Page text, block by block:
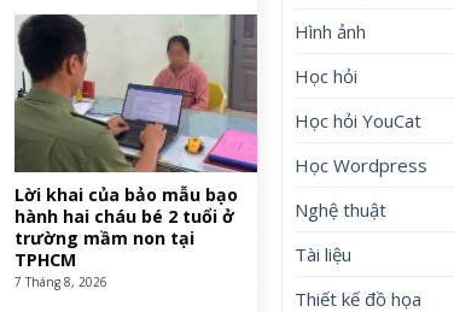
Lời khai của bảo mẫu bạo
hành hai cháu bé 2 tuổi ở
trường mầm non tại
TPHCM
7 Tháng 8, 2026
Hình ảnh
Học hỏi
Học hỏi YouCat
Học Wordpress
Nghệ thuật
Tài liệu
Thiết kế đồ họa